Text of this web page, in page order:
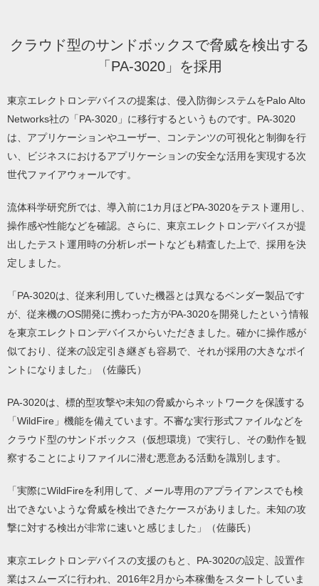
クラウド型のサンドボックスで脅威を検出する
「PA-3020」を採用
東京エレクトロンデバイスの提案は、侵入防御システムをPalo Alto
Networks社の「PA-3020」に移行するというものです。PA-3020
は、アプリケーションやユーザー、コンテンツの可視化と制御を行
い、ビジネスにおけるアプリケーションの安全な活用を実現する次
世代ファイアウォールです。
流体科学研究所では、導入前に1カ月ほどPA-3020をテスト運用し、
操作感や性能などを確認。さらに、東京エレクトロンデバイスが提
出したテスト運用時の分析レポートなども精査した上で、採用を決
定しました。
「PA-3020は、従来利用していた機器とは異なるベンダー製品です
が、従来機のOS開発に携わった方がPA-3020を開発したという情報
を東京エレクトロンデバイスからいただきました。確かに操作感が
似ており、従来の設定引き継ぎも容易で、それが採用の大きなポイ
ントになりました」（佐藤氏）
PA-3020は、標的型攻撃や未知の脅威からネットワークを保護する
「WildFire」機能を備えています。不審な実行形式ファイルなどを
クラウド型のサンドボックス（仮想環境）で実行し、その動作を観
察することによりファイルに潜む悪意ある活動を識別します。
「実際にWildFireを利用して、メール専用のアプライアンスでも検
出できないような脅威を検出できたケースがありました。未知の攻
撃に対する検出が非常に速いと感じました」（佐藤氏）
東京エレクトロンデバイスの支援のもと、PA-3020の設定、設置作
業はスムーズに行われ、2016年2月から本稼働をスタートしていま